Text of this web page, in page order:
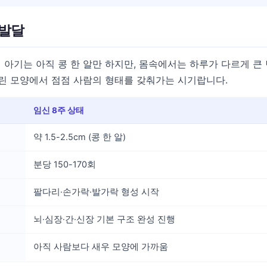
달
기는 아직 콩 한 알만 하지만, 몸속에서는 하루가 다르게 큰
모양에서 점점 사람의 형태를 갖춰가는 시기랍니다.
임신 8주 상태
약 1.5-2.5cm (콩 한 알)
분당 150-170회
팔다리·손가락·발가락 형성 시작
뇌·심장·간·신장 기본 구조 완성 진행
아직 사람보다 새우 모양에 가까움